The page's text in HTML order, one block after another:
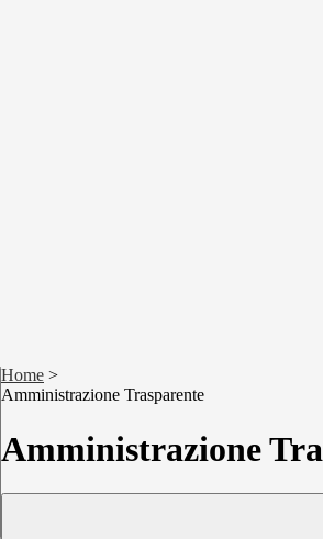
Home >
Amministrazione Trasparente
Amministrazione